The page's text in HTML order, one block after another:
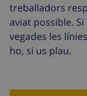
Llençols i
tovalloles
Llenca extra
treballadors
aviat possible.
vegades les
ho, si us plau.